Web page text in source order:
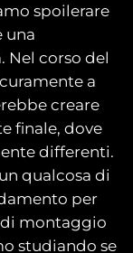
spoilerare
una
Nel corso del
a
creare
finale, dove
differenti.
qualcosa di
per
montaggio
studiando se